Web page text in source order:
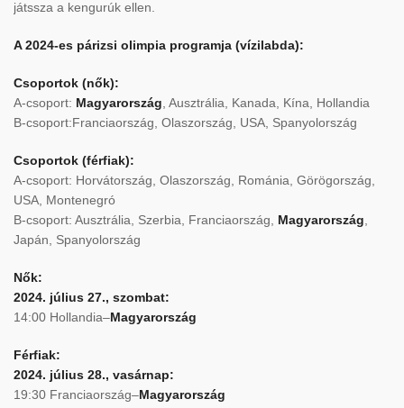
játssza a kengurúk ellen.
A 2024-es párizsi olimpia programja (vízilabda):
Csoportok (nők):
A-csoport: Magyarország , Ausztrália, Kanada, Kína, Hollandia
B-csoport:Franciaország, Olaszország, USA, Spanyolország
Csoportok (férfiak):
A-csoport: Horvátország, Olaszország, Románia, Görögország,
USA, Montenegró
B-csoport: Ausztrália, Szerbia, Franciaország, Magyarország
Japán, Spanyolország
Nők:
2024. július 27., szombat:
14:00 Hollandia–Magyarország
Férfiak:
2024. július 28., vasárnap:
19:30 Franciaország–Magyarország